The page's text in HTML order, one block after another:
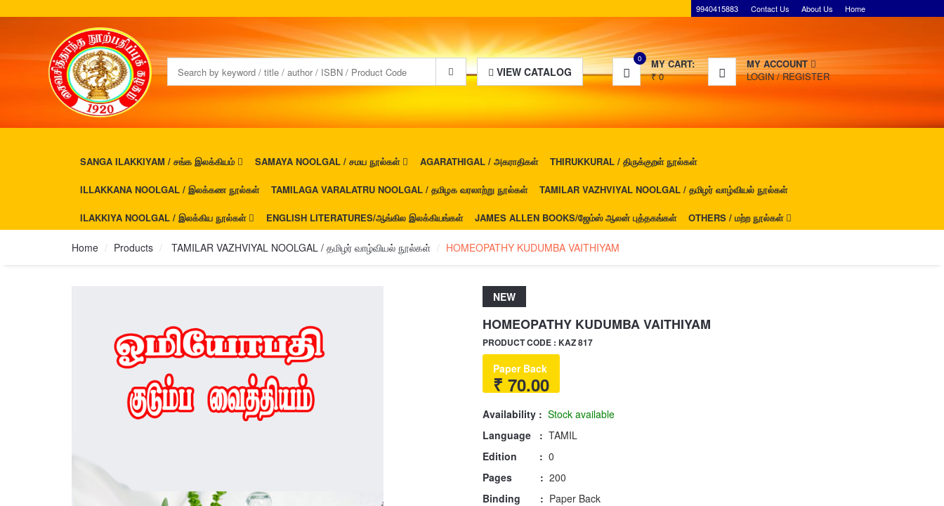
9940415883 Contact Us About Us Home
VIEW CATALOG
0
MY CART:
₹0
MY ACCOUNT
LOGIN/REGISTER
SANGA ILAKKIYAM / சங்க இலக்கியம் SAMAYA NOOLGAL / சமய நூல்கள் AGARATHIGAL / அகராதிகள் THIRUKKURAL / திருக்குறள் நூல்கள்
ILLAKKANA NOOLGAL / இலக்கண நூல்கள் TAMILAGA VARALATRU NOOLGAL / தமிழக வரலாற்று நூல்கள் TAMILAR VAZHVIYAL NOOLGAL / தமிழர் வாழ்வியல் நூல்கள்
ILAKKIYA NOOLGAL / இலக்கிய நூல்கள் ENGLISH LITERATURES/ஆங்கில இலக்கியங்கள் JAMES ALLEN BOOKS/ஜேம்ஸ் ஆலன் புத்தகங்கள் OTHERS / மற்ற நூல்கள்
Home Products TAMILAR VAZHVIYAL NOOLGAL / தமிழர் வாழ்வியல் நூல்கள் HOMEOPATHY KUDUMBA VAITHIYAM
NEW
HOMEOPATHY KUDUMBA VAITHIYAM
PRODUCT CODE : KAZ 817
Paper Back
₹ 70.00
Availability : Stock available
Language : TAMIL
Edition : 0
Pages : 200
Binding : Paper Back